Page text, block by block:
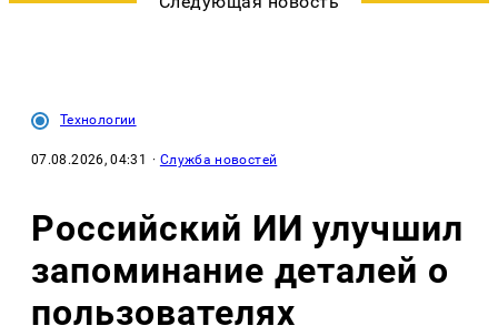
Технологии
07.08.2026, 04:31 · Служба новостей
Российский ИИ улучшил
запоминание деталей о
пользователях